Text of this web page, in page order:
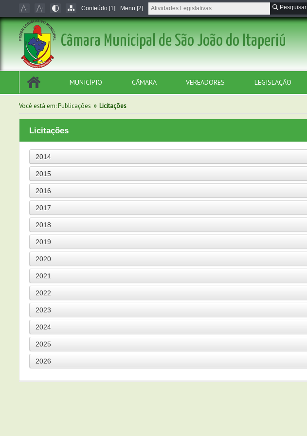
Conteúdo [1] Menu [2] Pesquisar
Câmara Municipal de São João do Itaperiú
MUNICÍPIO CÂMARA VEREADORES LEGISLAÇÃO
Você está em:Publicações » Licitações
Licitações
2014
2015
2016
2017
2018
2019
2020
2021
2022
2023
2024
2025
2026